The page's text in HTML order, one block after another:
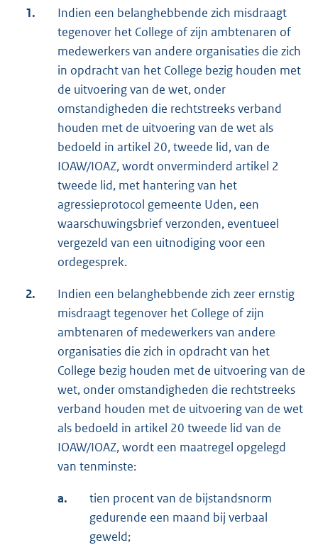
1.
Indien een belanghebbende zich misdraagt
tegenover het College of zijn ambtenaren of
medewerkers van andere organisaties die zich
in opdracht van het College bezig houden met
de uitvoering van de wet, onder
omstandigheden die rechtstreeks verband
houden met de uitvoering van de wet als
bedoeld in artikel 20, tweede lid, van de
IOAW/IOAZ, wordt onverminderd artikel 2
tweede lid, met hantering van het
agressieprotocol gemeente Uden, een
waarschuwingsbrief verzonden, eventueel
vergezeld van een uitnodiging voor een
ordegesprek.
2.
Indien een belanghebbende zich zeer ernstig
misdraagt tegenover het College of zijn
ambtenaren of medewerkers van andere
organisaties die zich in opdracht van het
College bezig houden met de uitvoering van de
wet, onder omstandigheden die rechtstreeks
verband houden met de uitvoering van de wet
als bedoeld in artikel 20 tweede lid van de
IOAW/IOAZ, wordt een maatregel opgelegd
van tenminste:
a.
tien procent van de bijstandsnorm
gedurende een maand bij verbaal
geweld;